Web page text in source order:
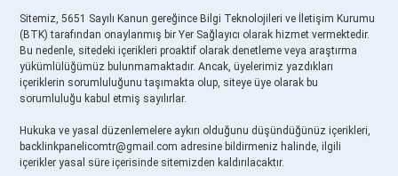
Sitemiz, 5651 Sayılı Kanun gereğince Bilgi Teknolojileri ve İletişim Kurumu
(BTK) tarafından onaylanmış bir Yer Sağlayıcı olarak hizmet vermektedir.
Bu nedenle, sitedeki içerikleri proaktif olarak denetleme veya araştırma
yükümlülüğümüz bulunmamaktadır. Ancak, üyelerimiz yazdıkları
içeriklerin sorumluluğunu taşımakta olup, siteye üye olarak bu
sorumluluğu kabul etmiş sayılırlar.
Hukuka ve yasal düzenlemelere aykırı olduğunu düşündüğünüz içerikleri,
backlinkpanelicomtr@gmail.com adresine bildirmeniz halinde, ilgili
içerikler yasal süre içerisinde sitemizden kaldırılacaktır.